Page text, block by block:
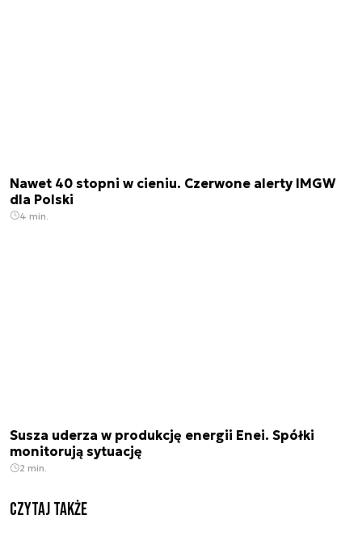
Nawet 40 stopni w cieniu. Czerwone alerty IMGW
dla Polski
4 min.
Susza uderza w produkcję energii Enei. Spółki
monitorują sytuację
2 min.
Czytaj także